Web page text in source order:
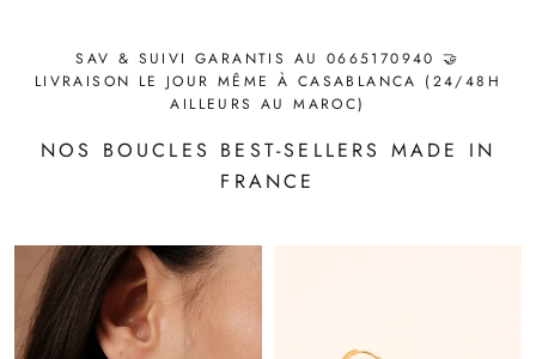
SAV & SUIVI GARANTIS AU 0665170940 🤝
LIVRAISON LE JOUR MÊME À CASABLANCA (24/48H
AILLEURS AU MAROC)
NOS BOUCLES BEST-SELLERS MADE IN
FRANCE